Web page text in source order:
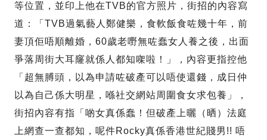
等位置，並印上他在TVB的官方照片，街招的內容寫
道：「TVB過氣藝人鄭健樂，食軟飯食咗幾十年，前
妻頂佢唔順離婚，60歲老嘢無咗蠢女人養之後，出面
爭落周街大耳窿就係人都知㗎啦！」，內容更指控他
「超無膊頭，以為申請咗破產可以唔使還錢，成日仲
以為自己係大明星，喺社交網站周圍食女求包養」，
街招內容有指「啲女真係蠢！但破產上曬（晒）法庭
上網查一查都知，呢件Rocky真係香港世紀賤男!! 唔